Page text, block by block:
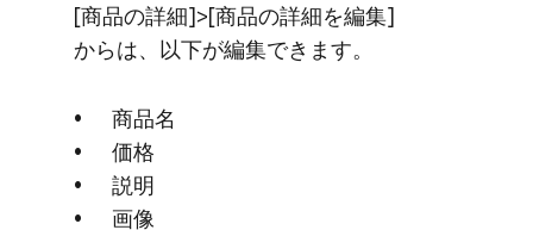
[商品の​詳細]>[商品の​詳細を​編集]
からは、​以下が​編集できます。
商品名
価格
説明
画像